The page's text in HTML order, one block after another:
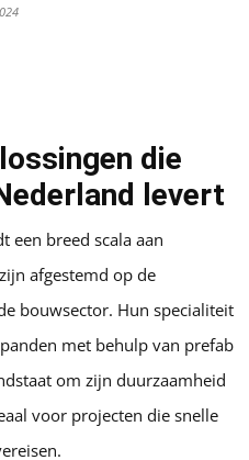
die
levert
een breed scala aan
afgestemd op de
bouwsector. Hun specialiteit
met behulp van prefab
om zijn duurzaamheid
voor projecten die snelle